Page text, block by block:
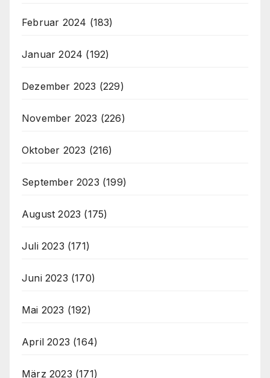
Februar 2024 (183)
Januar 2024 (192)
Dezember 2023 (229)
November 2023 (226)
Oktober 2023 (216)
September 2023 (199)
August 2023 (175)
Juli 2023 (171)
Juni 2023 (170)
Mai 2023 (192)
April 2023 (164)
März 2023 (171)